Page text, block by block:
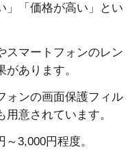
」「価格が高い」とい
スマートフォンのレン
あります。
ォンの画面保護フィル
意されています。
3,000円程度。